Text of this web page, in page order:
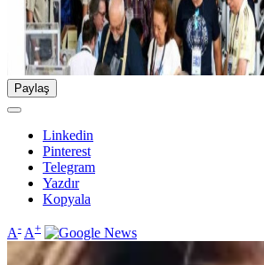
Paylaş
Linkedin
Pinterest
Telegram
Yazdır
Kopyala
A- A+